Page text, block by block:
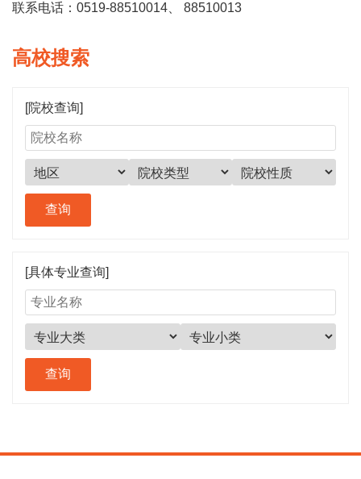
联系电话：0519-88510014、 88510013
高校搜索
[院校查询]
[具体专业查询]